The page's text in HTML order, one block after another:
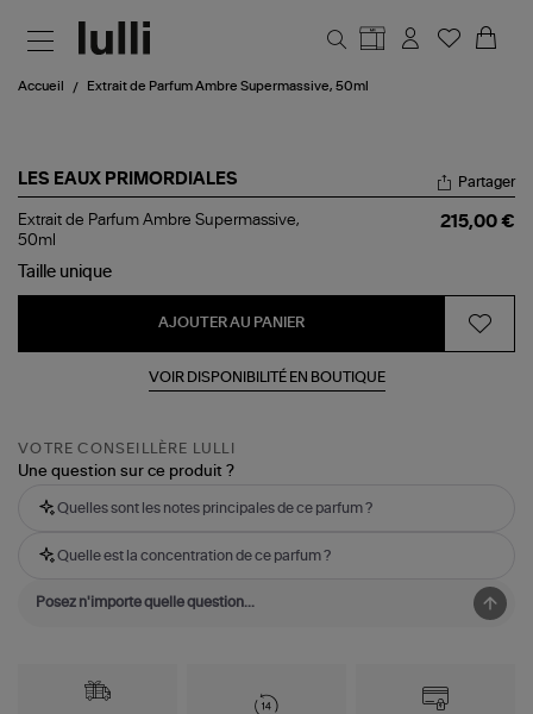
Accueil Extrait de Parfum Ambre Supermassive, 50ml
LES EAUX PRIMORDIALES
Extrait
de
Ambre
Supermassive,
Partager
Extrait de Parfum Ambre Supermassive,
50ml
215,00 €
Taille unique
AJOUTER AU PANIER
VOIR DISPONIBILITÉ EN BOUTIQUE
VOTRE CONSEILLÈRE LULLI
Une question sur ce produit ?
Quelles sont les notes principales de ce parfum ?
Quelle est la concentration de ce parfum ?